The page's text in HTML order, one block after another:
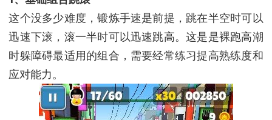
这个没多少难度，锻炼手速是前提，跳在半空时可以
迅速下滚，滚一半时可以迅速跳高。这是是裸跑高潮
时躲障碍最适用的组合，需要经常练习提高熟练度和
应对能力。